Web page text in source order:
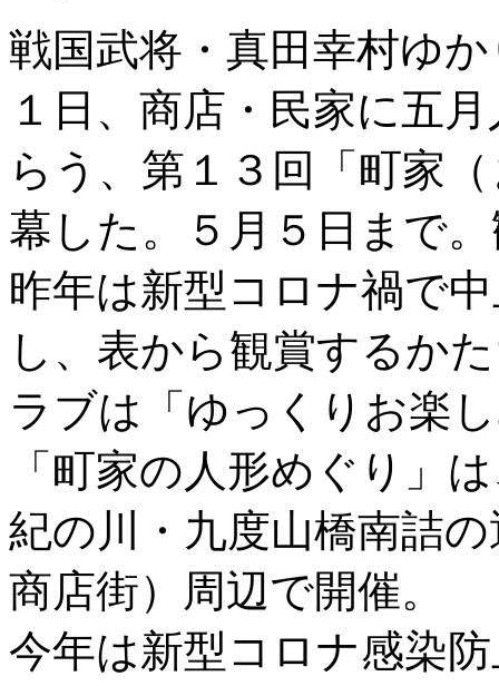
戦国武将・真田幸村ゆ
１日、商店・民家に五
らう、第１３回「町家
幕した。５月５日まで
昨年は新型コロナ禍で
し、表から観賞するか
ラブは「ゆっくりお楽
「町家の人形めぐり」
紀の川・九度山橋南詰
商店街）周辺で開催。
今年は新型コロナ感染